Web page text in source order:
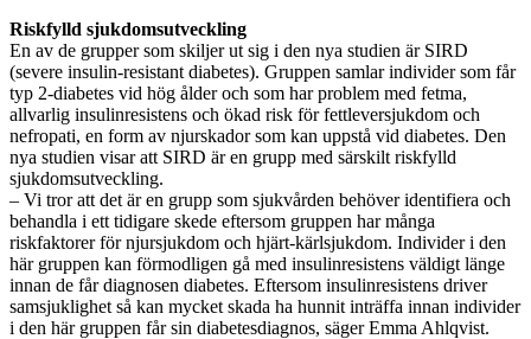
Riskfylld sjukdomsutveckling
En av de grupper som skiljer ut sig i den nya studien är SIRD
(severe insulin-resistant diabetes). Gruppen samlar individer som får
typ 2-diabetes vid hög ålder och som har problem med fetma,
allvarlig insulinresistens och ökad risk för fettleversjukdom och
nefropati, en form av njurskador som kan uppstå vid diabetes. Den
nya studien visar att SIRD är en grupp med särskilt riskfylld
sjukdomsutveckling.
– Vi tror att det är en grupp som sjukvården behöver identifiera och
behandla i ett tidigare skede eftersom gruppen har många
riskfaktorer för njursjukdom och hjärt-kärlsjukdom. Individer i den
här gruppen kan förmodligen gå med insulinresistens väldigt länge
innan de får diagnosen diabetes. Eftersom insulinresistens driver
samsjuklighet så kan mycket skada ha hunnit inträffa innan individer
i den här gruppen får sin diabetesdiagnos, säger Emma Ahlqvist.